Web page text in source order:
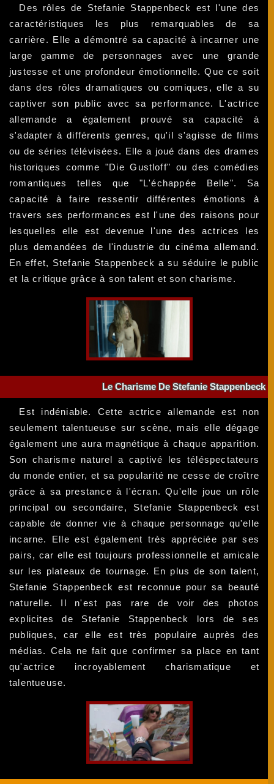
Des rôles de Stefanie Stappenbeck est l'une des
caractéristiques les plus remarquables de sa
carrière. Elle a démontré sa capacité à incarner une
large gamme de personnages avec une grande
justesse et une profondeur émotionnelle. Que ce soit
dans des rôles dramatiques ou comiques, elle a su
captiver son public avec sa performance. L'actrice
allemande a également prouvé sa capacité à
s'adapter à différents genres, qu'il s'agisse de films
ou de séries télévisées. Elle a joué dans des drames
historiques comme "Die Gustloff" ou des comédies
romantiques telles que "L'échappée Belle". Sa
capacité à faire ressentir différentes émotions à
travers ses performances est l'une des raisons pour
lesquelles elle est devenue l'une des actrices les
plus demandées de l'industrie du cinéma allemand.
En effet, Stefanie Stappenbeck a su séduire le public
et la critique grâce à son talent et son charisme.
Le Charisme De Stefanie Stappenbeck
Est indéniable. Cette actrice allemande est non
seulement talentueuse sur scène, mais elle dégage
également une aura magnétique à chaque apparition.
Son charisme naturel a captivé les téléspectateurs
du monde entier, et sa popularité ne cesse de croître
grâce à sa prestance à l'écran. Qu'elle joue un rôle
principal ou secondaire, Stefanie Stappenbeck est
capable de donner vie à chaque personnage qu'elle
incarne. Elle est également très appréciée par ses
pairs, car elle est toujours professionnelle et amicale
sur les plateaux de tournage. En plus de son talent,
Stefanie Stappenbeck est reconnue pour sa beauté
naturelle. Il n'est pas rare de voir des photos
explicites de Stefanie Stappenbeck lors de ses
publiques, car elle est très populaire auprès des
médias. Cela ne fait que confirmer sa place en tant
qu'actrice incroyablement charismatique et
talentueuse.